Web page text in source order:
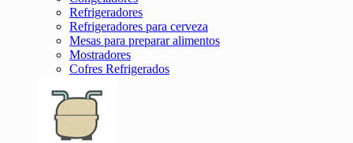
Refrigeradores
Refrigeradores para cerveza
Mesas para preparar alimentos
Mostradores
Cofres Refrigerados